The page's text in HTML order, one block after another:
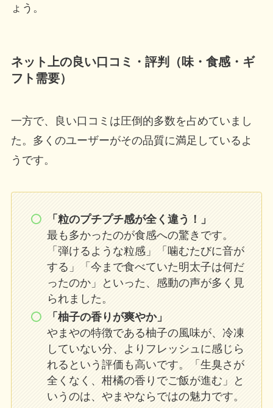
ょう。
ネット上の良い口コミ・評判（味・食感・ギ
フト需要）
一方で、良い口コミは圧倒的多数を占めていまし
た。多くのユーザーがその品質に満足しているよ
うです。
「粒のプチプチ感が全く違う！」
最も多かったのが食感への驚きです。
「弾けるような粒感」「噛むたびに音が
する」「今まで食べていた明太子は何だ
ったのか」といった、感動の声が多く見
られました。
「柚子の香りが爽やか」
やまやの特徴である柚子の風味が、冷凍
していない分、よりフレッシュに感じら
れるという評価も高いです。「生臭さが
全くなく、柑橘の香りでご飯が進む」と
いうのは、やまやならではの魅力です。